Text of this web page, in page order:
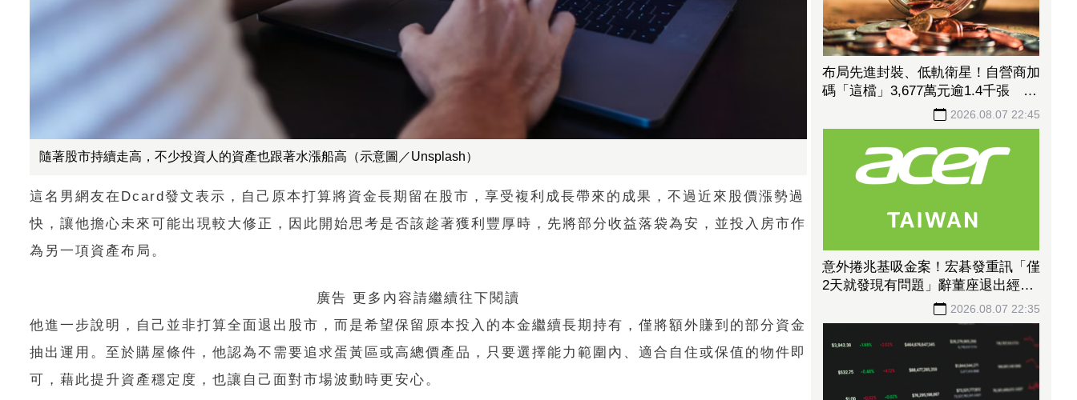
隨著股市持續走高，不少投資人的資產也跟著水漲船高（示意圖／Unsplash）
這名男網友在Dcard發文表示，自己原本打算將資金長期留在股市，享受複利成長帶來的成果，不過近來股價漲勢過
快，讓他擔心未來可能出現較大修正，因此開始思考是否該趁著獲利豐厚時，先將部分收益落袋為安，並投入房市作
為另一項資產布局。
廣告 更多內容請繼續往下閱讀
他進一步說明，自己並非打算全面退出股市，而是希望保留原本投入的本金繼續長期持有，僅將額外賺到的部分資金
抽出運用。至於購屋條件，他認為不需要追求蛋黃區或高總價產品，只要選擇能力範圍內、適合自住或保值的物件即
可，藉此提升資產穩定度，也讓自己面對市場波動時更安心。
布局先進封裝、低軌衛星！自營商加
碼「這檔」3,677萬元逾1.4千張 加
2026.08.07 22:45
意外捲兆基吸金案！宏碁發重訊「僅
2天就發現有問題」辭董座退出經
營：內部存在管理缺失2026.08.07 22:35